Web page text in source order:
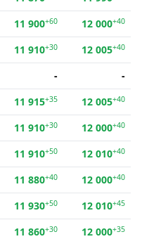
11 900+60 12 000+40
11 910+30 12 005+40
-
-
11 915+35 12 005+40
11 910+30 12 000+40
11 910+50 12 010+40
11 880+40 12 000+40
11 930+50 12 010+45
11 860+30 12 000+35